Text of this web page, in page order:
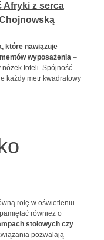
Afryki z serca
które nawiązuje
wyposażenia–
foteli. Spójność
każdy metr kwadratowy
rolę w oświetleniu
również o
stołowych czy
pozwalają